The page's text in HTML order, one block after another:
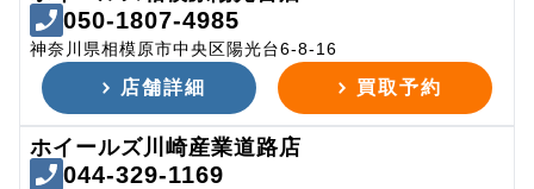
050-1807-4985
神奈川県相模原市中央区陽光台6-8-16
店舗詳細 買取予約
ホイールズ川崎産業道路店
044-329-1169